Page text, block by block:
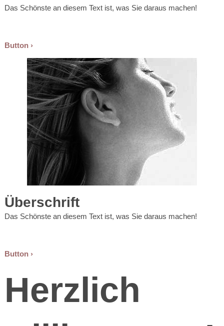
Das Schönste an diesem Text ist, was Sie daraus machen!
Button
Überschrift
Das Schönste an diesem Text ist, was Sie daraus machen!
Button
Herzlich